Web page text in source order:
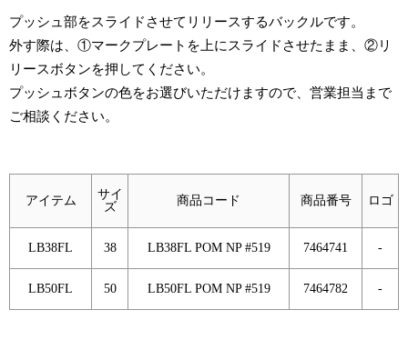
プッシュ部をスライドさせてリリースするバックルです。
外す際は、①マークプレートを上にスライドさせたまま、②リ
リースボタンを押してください。
プッシュボタンの色をお選びいただけますので、営業担当まで
ご相談ください。
アイテム
サイ
ズ
商品コード 商品番号 ロゴ
LB38FL 38 LB38FL POM NP #519 7464741 -
LB50FL 50 LB50FL POM NP #519 7464782 -